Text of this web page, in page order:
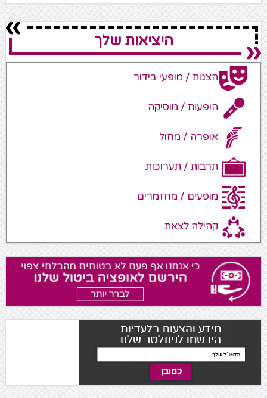
היציאות שלך
הצגות / מופעי בידור
הופעות / מוסיקה
אופרה / מחול
תרבות / תערוכות
מופעים / מחזמרים
קהילה לצאת